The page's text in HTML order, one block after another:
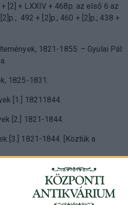
[2] + LXXIV + 468p. az első 6 az
492 + [2]p.; 460 + [2]p.; 438 +
1821-1855. – Gyulai Pál:
1825-1831.
[1.] 18211844.
[2.] 1821-1844.
[3.] 1821-1844. [Köztük a